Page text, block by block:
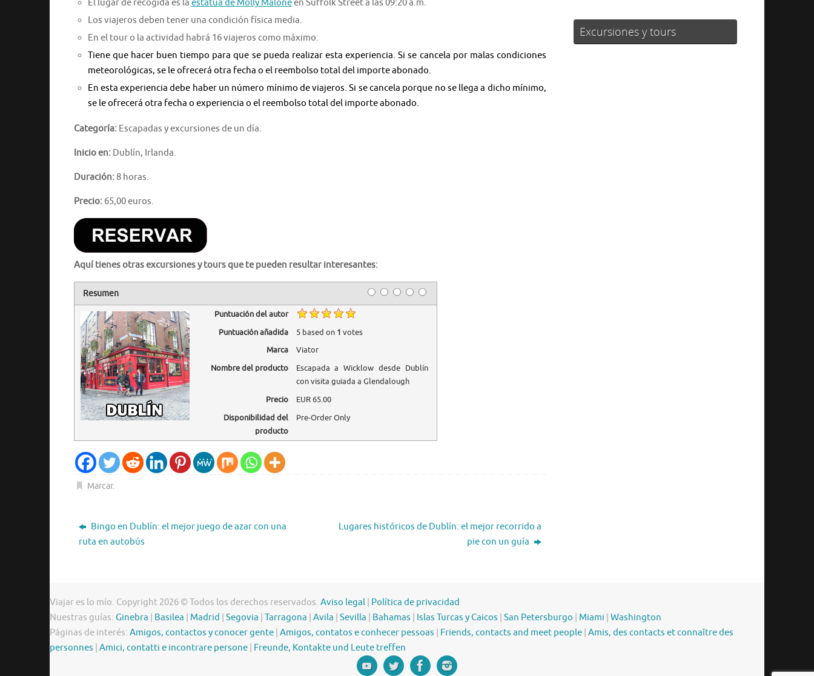
El lugar de recogida es la estatua de Molly Maloneen Suffolk Street a las 09:20 a.m.
Los viajeros deben tener una condición física media.
En el tour o la actividad habrá 16 viajeros como máximo.
Tiene que hacer buen tiempo para que se pueda realizar esta experiencia. Si se cancela por malas condiciones
meteorológicas, se le ofrecerá otra fecha o el reembolso total del importe abonado.
En esta experiencia debe haber un número mínimo de viajeros. Si se cancela porque no se llega a dicho mínimo,
se le ofrecerá otra fecha o experiencia o el reembolso total del importe abonado.
Categoría: Escapadas y excursiones de un día.
Inicio en: Dublín, Irlanda.
Duración: 8 horas.
Precio: 65,00 euros.
Aquí tienes otras excursiones y tours que te pueden resultar interesantes:
Resumen
Puntuación del autor
Puntuación añadida
5based on 1 votes
Marca
Viator
Nombre del producto
Escapada a Wicklow desde Dublín
con visita guiada a Glendalough
Precio
EUR65.00
Disponibilidad del
producto
Pre-Order Only
Marcar.
Bingo en Dublín: el mejor juego de azar con una
ruta en autobús
Lugares históricos de Dublín: el mejor recorrido a
pie con un guía
Excursiones y tours
Viajar es lo mío. Copyright 2026 © Todos los derechos reservados. Aviso legal Política de privacidad
Nuestras guías: Ginebra Basilea Madrid Segovia Tarragona Avila Sevilla Bahamas Islas Turcas y Caicos San Petersburgo Miami Washington
Páginas de interés: Amigos, contactos y conocer gente Amigos, contatos e conhecer pessoas Friends, contacts and meet people Amis, des contacts et connaître des
personnes Amici, contatti e incontrare persone Freunde, Kontakte und Leute treffen